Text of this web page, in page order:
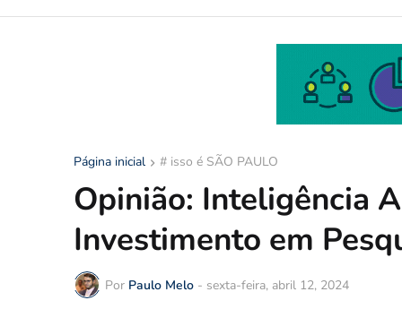
Página inicial # isso é SÃO PAULO
Opinião: Inteligência
Investimento em
Por Paulo Melo - sexta-feira, abril 12, 2024